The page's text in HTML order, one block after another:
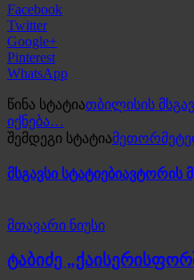
Facebook
Twitter
Google+
Pinterest
WhatsApp
წინა სტატიათბილისის
იქნება…
შემდეგი სტატია
მსგავსი სტატიებიავტორის
მთავარი ნიუსი
ტაბიძე